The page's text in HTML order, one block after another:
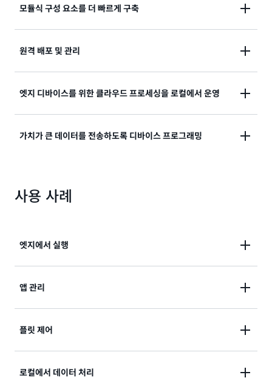
모듈식 구성 요소를 더 빠르게 구축
하여 IoT Greengrass로 더 빠르게 빌드할 수 있습니다.
구성 요소를 쉽게 추가하거나 제거하여 디바이스 소프트
원격 배포 및 관리
구성을 원격으로 배포하고 관리할 수 있습니다.
엣지 디바이스를 위한 클라우드 프로세싱을 로컬에서 운영
올 수 있고 간헐적 연결 조건에서도 작동합니다.
가치가 큰 데이터를 전송하도록 디바이스 프로그래밍
공할 수 있습니다.
사용 사례
엣지에서 실행
IoT Greengrass를 사용하면 정밀 농업에서의 이상 징
앱 관리
언어, 패키징 기술 또는 런타임을 사용하여 여러 플릿에
플릿 제어
MQTT나 기타 메시징 프로토콜을 사용하여 현장에서 디
로컬에서 데이터 처리